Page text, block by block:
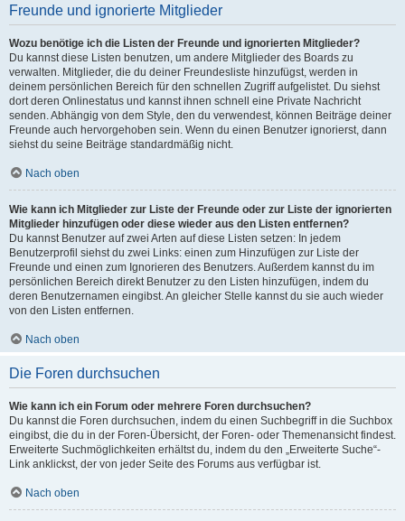
Freunde und ignorierte Mitglieder
Wozu benötige ich die Listen der Freunde und ignorierten Mitglieder?
Du kannst diese Listen benutzen, um andere Mitglieder des Boards zu
verwalten. Mitglieder, die du deiner Freundesliste hinzufügst, werden in
deinem persönlichen Bereich für den schnellen Zugriff aufgelistet. Du siehst
dort deren Onlinestatus und kannst ihnen schnell eine Private Nachricht
senden. Abhängig von dem Style, den du verwendest, können Beiträge deiner
Freunde auch hervorgehoben sein. Wenn du einen Benutzer ignorierst, dann
siehst du seine Beiträge standardmäßig nicht.
Nach oben
Wie kann ich Mitglieder zur Liste der Freunde oder zur Liste der ignorierten
Mitglieder hinzufügen oder diese wieder aus den Listen entfernen?
Du kannst Benutzer auf zwei Arten auf diese Listen setzen: In jedem
Benutzerprofil siehst du zwei Links: einen zum Hinzufügen zur Liste der
Freunde und einen zum Ignorieren des Benutzers. Außerdem kannst du im
persönlichen Bereich direkt Benutzer zu den Listen hinzufügen, indem du
deren Benutzernamen eingibst. An gleicher Stelle kannst du sie auch wieder
von den Listen entfernen.
Nach oben
Die Foren durchsuchen
Wie kann ich ein Forum oder mehrere Foren durchsuchen?
Du kannst die Foren durchsuchen, indem du einen Suchbegriff in die Suchbox
eingibst, die du in der Foren-Übersicht, der Foren- oder Themenansicht findest.
Erweiterte Suchmöglichkeiten erhältst du, indem du den „Erweiterte Suche“-
Link anklickst, der von jeder Seite des Forums aus verfügbar ist.
Nach oben